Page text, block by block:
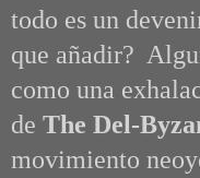
todo es un
que añadir?
como una
de The Del-
movimiento